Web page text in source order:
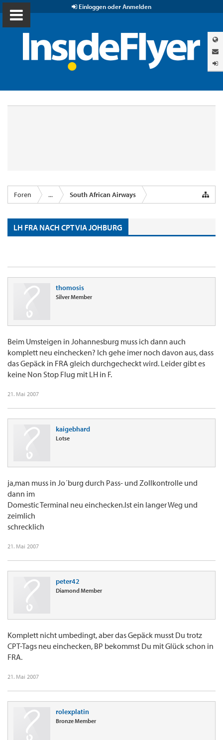
Einloggen oder Anmelden
Foren ... South African Airways
LH FRA NACH CPT VIA JOHBURG
thomosis
Silver Member
Beim Umsteigen in Johannesburg muss ich dann auch
komplett neu einchecken? Ich gehe imer noch davon aus, dass
das Gepäck in FRA gleich durchgecheckt wird. Leider gibt es
keine Non Stop Flug mit LH in F.
21. Mai 2007
kaigebhard
Lotse
ja,man muss in Jo´burg durch Pass- und Zollkontrolle und
dann im
Domestic Terminal neu einchecken.Ist ein langer Weg und
zeimlich
schrecklich
21. Mai 2007
peter42
Diamond Member
Komplett nicht umbedingt, aber das Gepäck musst Du trotz
CPT-Tags neu einchecken, BP bekommst Du mit Glück schon in
FRA.
21. Mai 2007
rolexplatin
Bronze Member